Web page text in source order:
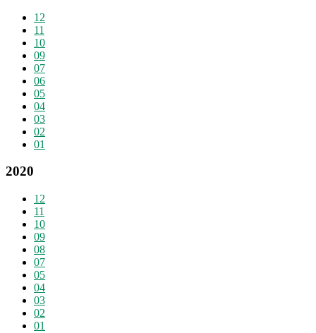
12
11
10
09
07
06
05
04
03
02
01
2020
12
11
10
09
08
07
05
04
03
02
01